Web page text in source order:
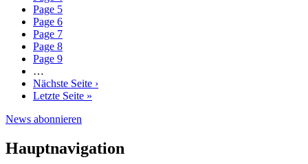
Page 5
Page 6
Page 7
Page 8
Page 9
…
Nächste Seite ›
Letzte Seite »
News abonnieren
Hauptnavigation